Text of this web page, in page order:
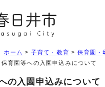
ホーム > 子育て・教育 > 保育園・
育園等への入園申込みについて
の入園申込みについて